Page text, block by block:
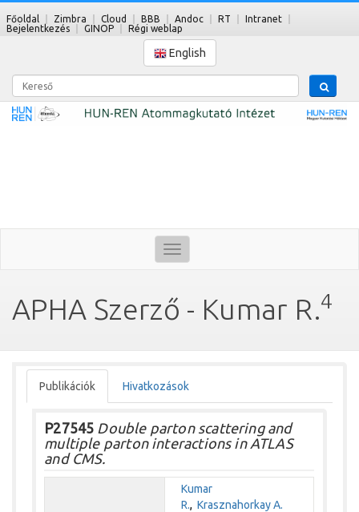
Főoldal Zimbra Cloud BBB Andoc RT
Intranet
Bejelentkezés
GINOP Régi weblap
English
Kereső
Toggle
navigation
APHA Szerző - Kumar R.4
Publikációk Hivatkozások
P27545 Double parton scattering and
multiple parton interactions in ATLAS
and CMS.
Kumar
R.,Krasznahorkay A.